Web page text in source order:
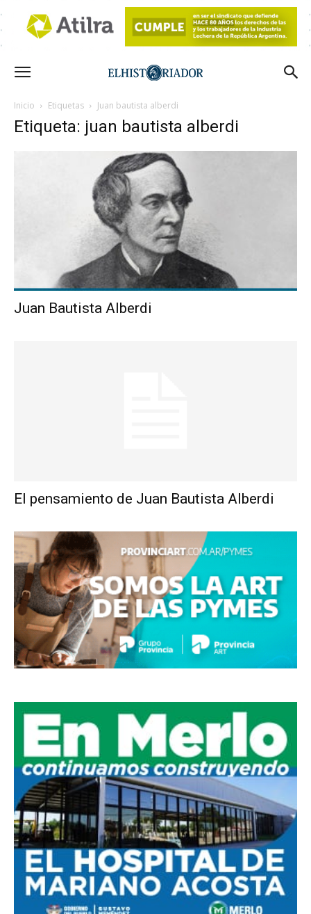
Inicio Etiquetas Juan bautista alberdi
Etiqueta: juan bautista alberdi
Juan Bautista Alberdi
El pensamiento de Juan Bautista Alberdi